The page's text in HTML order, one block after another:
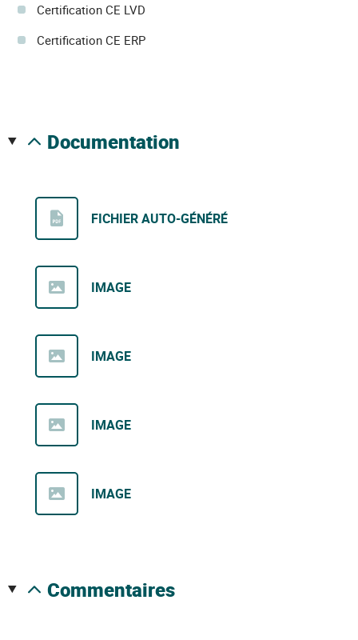
Certification CE LVD
Certification CE ERP
documentation
FICHIER AUTO-GÉNÉRÉ
IMAGE
IMAGE
IMAGE
IMAGE
commentaires